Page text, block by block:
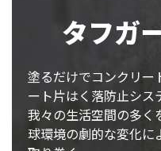
タフガ
塗るだけでコンクリー
ート片はく落防止シス
我々の生活空間の多く
球環境の劇的な変化に